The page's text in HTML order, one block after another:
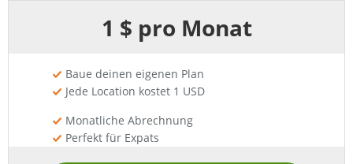
1 $ pro Monat
Baue deinen eigenen Plan
Jede Location kostet 1 USD
Monatliche Abrechnung
Perfekt für Expats